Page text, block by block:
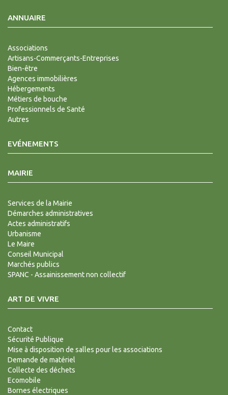
ANNUAIRE
Associations
Artisans-Commerçants-Entreprises
Bien-être
Agences immobilières
Hébergements
Métiers de bouche
Professionnels de Santé
Autres
EVÉNEMENTS
MAIRIE
Services de la Mairie
Démarches administratives
Actes administratifs
Urbanisme
Le Maire
Conseil Municipal
Marchés publics
SPANC - Assainissement non collectif
ART DE VIVRE
Contact
Sécurité Publique
Mise à disposition de salles pour les associations
Demande de matériel
Collecte des déchets
Ecomobile
Bornes électriques